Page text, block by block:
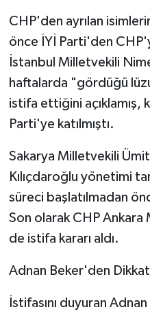
CHP'den ayrılan
önce İYİ Parti'den
İstanbul Milletvekili
haftalarda "gördüğü
istifa ettiğini açıklamış,
Parti'ye katılmıştı.
Sakarya Milletvekili Ümit
Kılıçdaroğlu yönetimi
süreci başlatılmadan
Son olarak CHP
de istifa kararı aldı.
Adnan Beker'den Dikkat
İstifasını duyuran